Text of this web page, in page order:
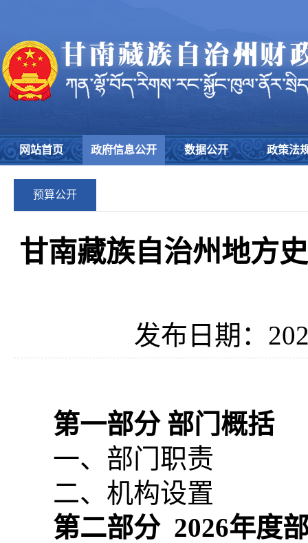
网站首页 政府信息公开 数据公开 政策法
预算公开
甘南藏族自治州地方
发布日期：
第一部分 部门概括
一、部门职责
二、机构设置
第二部分 2026年度